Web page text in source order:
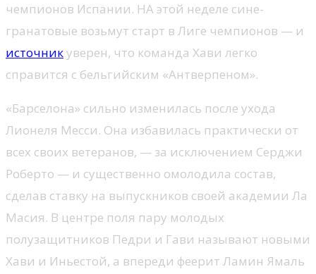
чемпионов Испании. НА этой неделе сине-
гранатовые возьмут старт в Лиге чемпионов — и
источникуверен, что команда Хави легко
справится с бельгийским «Антверпеном».
«Барселона» сильно изменилась после ухода
Лионеля Месси. Она избавилась практически от
всех своих ветеранов, — за исключением Серджи
Роберто — и существенно омолодила состав,
сделав ставку на выпускников своей академии Ла
Масия. В центре поля пару молодых
полузащитников Педри и Гави называют новыми
Хави и Иньестой, а впереди феерит Ламин Ямаль